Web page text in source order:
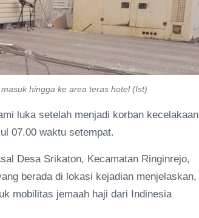
hingga ke area teras hotel (Ist)
luka setelah menjadi korban kecelakaan
07.00 waktu setempat.
Desa Srikaton, Kecamatan Ringinrejo,
berada di lokasi kejadian menjelaskan,
mobilitas jemaah haji dari Indinesia